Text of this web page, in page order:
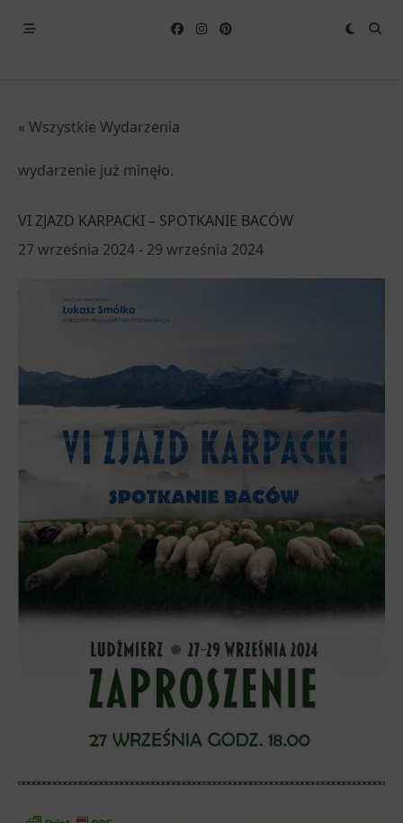
« Wszystkie Wydarzenia
wydarzenie już minęło.
VI ZJAZD KARPACKI – SPOTKANIE BACÓW
27 września 2024 - 29 września 2024